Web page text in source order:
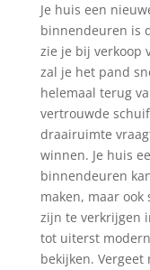
Je huis een
binnendeuren is
zie je bij verkoop
zal je het pand
helemaal terug
vertrouwde
draairuimte
winnen. Je huis
binnendeuren
maken, maar
zijn te verkrijgen
tot uiterst
bekijken.